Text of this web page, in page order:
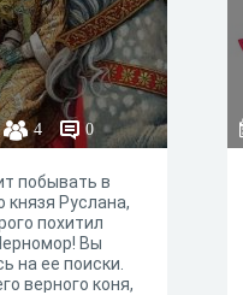
4 0
побывать в
князя Руслана,
похитил
Вы
на ее поиски.
верного коня,